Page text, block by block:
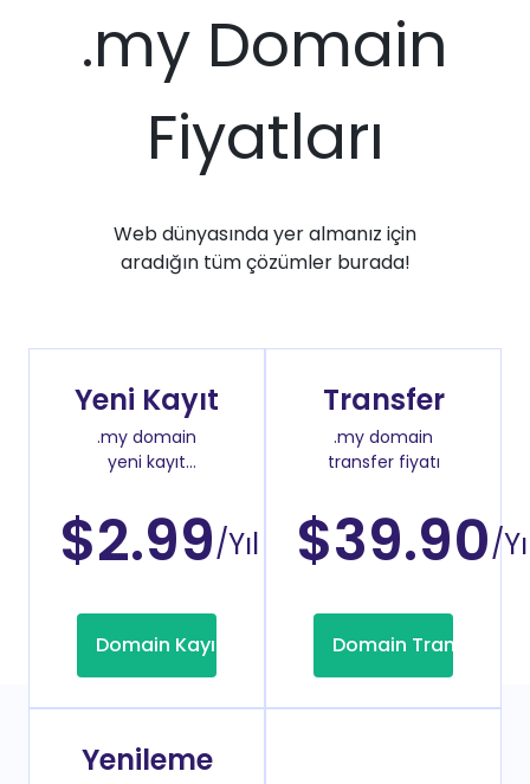
.my Domain
Fiyatları
Web dünyasında yer almanız için
aradığın tüm çözümler burada!
Yeni Kayıt
.my domain
yeni kayıt
$2.99/Yıl
Domain Kayıt
Transfer
.my domain
transfer fiyatı
$39.90/
Domain Transfer
Yenileme